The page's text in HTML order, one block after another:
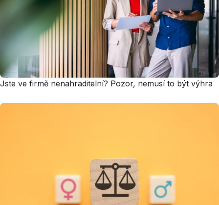
Jste ve firmě nenahraditelní? Pozor, nemusí to být výhra